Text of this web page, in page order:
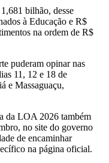
bilhão, desse
à Educação e R$
na ordem de R$
puderam opinar nas
11, 12 e 18 de
e Massaguaçu,
da LOA 2026 também
no site do governo
de encaminhar
na página oficial.